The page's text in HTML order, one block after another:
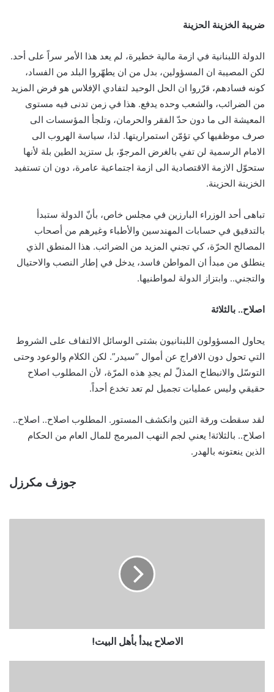
ضريبة الخزينة الحزينة
الدولة اللبنانية في ازمة مالية خطيرة، لم يعد هذا الأمر سراً على أحد.
لكن المصيبة ان المسؤولين، بدل من ان يطهّروا البلد من الفساد،
كونه فسادهم، قرّروا ان الحل الوحيد لتفادي الإفلاس هو فرض المزيد
من الضرائب، والشعب وحده يدفع. هذا في زمن تدنى فيه مستوى
المعيشة الى ما دون حدّ الفقر والحرمان، وتلجأ المؤسسات الى
صرف موظفيها كي تؤمّن استمراريتها. لذا، سياسة الهروب الى
الامام الرسمية لن تفي بالغرض المرجوّ، بل ستزيد الطين بلة لأنها
ستحوّل الازمة الاقتصادية الى ازمة اجتماعية عامرة، دون ان تستفيد
الخزينة الحزينة.
تباهى أحد الوزراء البارزين في مجلس خاص، بأنّ الدولة ستبدأ
بالتدقيق في حسابات المهندسين والأطباء وغيرهم من أصحاب
المصالح الحرّة، كي تجني المزيد من الضرائب. هذا المنطق الذي
ينطلق من مبدأ ان المواطن فاسد، يدخل في إطار النصب والاحتيال
والتجني.. وابتزاز الدولة لمواطنيها.
اصلاح.. بالثلاثة
يحاول المسؤولون اللبنانيون بشتى الوسائل الالتفاف على الشروط
التي تحول دون الافراج عن أموال “سيدر”. لكن الكلام والوعود وحتى
التوسّل والانبطاح المذلّ لم يجدِ هذه المرّة، لأن المطلوب اصلاح
حقيقي وليس عمليات تجميل لم تعد تخدع أحداً.
لقد سقطت ورقة التين وانكشف المستور. المطلوب اصلاح.. اصلاح..
اصلاح.. بالثلاثة! يعني لجم النهب المبرمج للمال العام من الحكام
الذين ينعتونه بالهدر.
جوزف مكرزل
الاصلاح يبدأ بأهل البيت!